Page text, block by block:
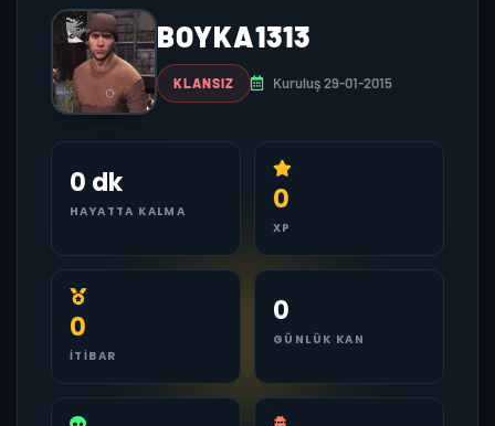
BOYKA1313
KLANSIZ Kuruluş 29-01-2015
0 dk
HAYATTA KALMA 0
XP
0
İTIBAR
0
GÜNLÜK KAN